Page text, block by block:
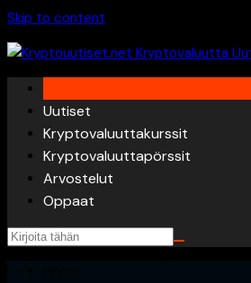
Skip to content
Uutiset
Kryptovaluuttakurssit
Kryptovaluuttapörssit
Arvostelut
Oppaat